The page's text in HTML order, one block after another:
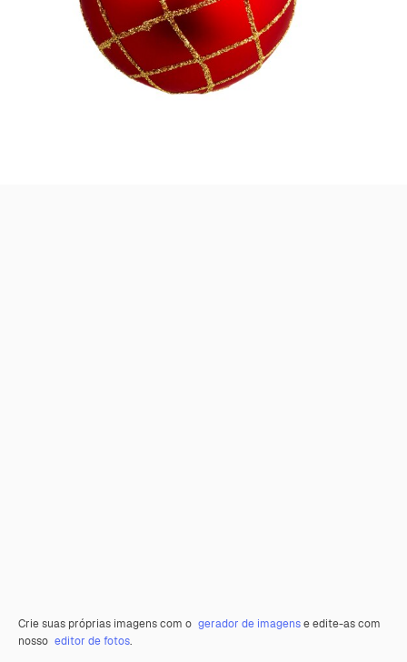
Crie suas próprias imagens com o gerador de imagense edite-as com
nosso editor de fotos.